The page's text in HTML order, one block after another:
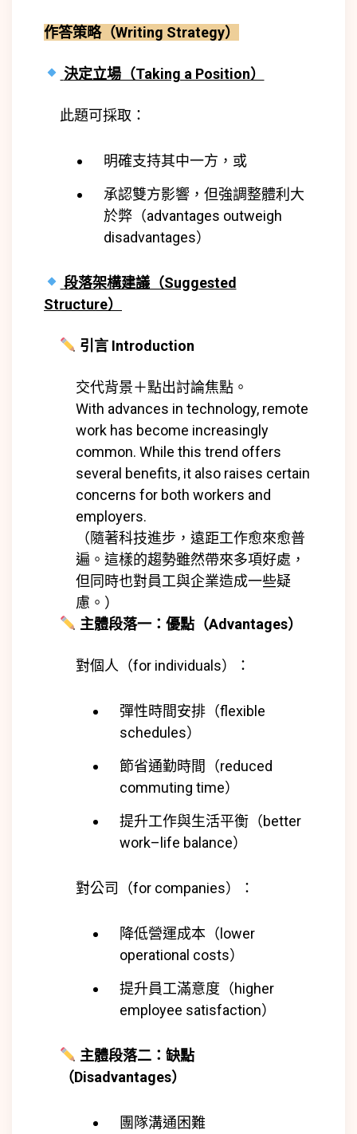
作答策略（Writing Strategy）
決定立場（Taking a Position）
此題可採取：
明確支持其中一方，或
承認雙方影響，但強調整體利大
於弊（advantages outweigh
disadvantages）
段落架構建議（Suggested
Structure）
引言 Introduction
交代背景＋點出討論焦點。
With advances in technology, remote
work has become increasingly
common. While this trend offers
several benefits, it also raises certain
concerns for both workers and
employers.
（隨著科技進步，遠距工作愈來愈普
遍。這樣的趨勢雖然帶來多項好處，
但同時也對員工與企業造成一些疑
慮。）
主體段落一：優點（Advantages）
對個人（for individuals）：
彈性時間安排（flexible
schedules）
節省通勤時間（reduced
commuting time）
提升工作與生活平衡（better
work–life balance）
對公司（for companies）：
降低營運成本（lower
operational costs）
提升員工滿意度（higher
employee satisfaction）
主體段落二：缺點
（Disadvantages）
團隊溝通困難